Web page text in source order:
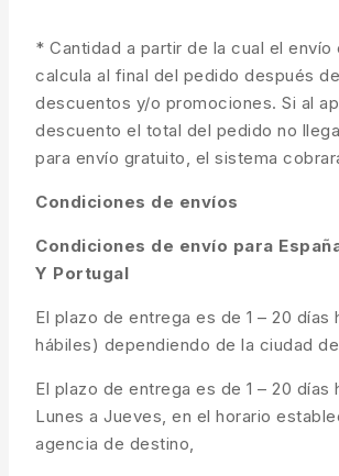
* Cantidad a partir de la cual el envío
calcula al final del pedido después
descuentos y/o promociones. Si al
descuento el total del pedido no
para envío gratuito, el sistema
Condiciones de envíos
Condiciones de envío para
Y Portugal
El plazo de entrega es de 1 – 20 días
hábiles) dependiendo de la ciudad
El plazo de entrega es de 1 – 20 días
Lunes a Jueves, en el horario
agencia de destino,